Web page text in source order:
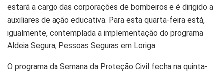
estará a cargo das corporações de bombeiros e é dirigido a
auxiliares de ação educativa. Para esta quarta-feira está,
igualmente, contemplada a implementação do programa
Aldeia Segura, Pessoas Seguras em Loriga.
O programa da Semana da Proteção Civil fecha na quinta-